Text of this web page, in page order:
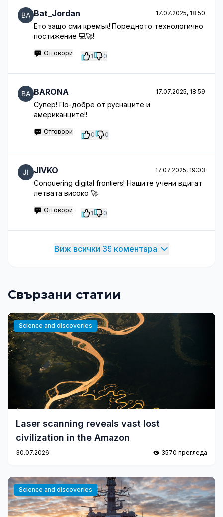
Bat_Jordan 17.07.2025, 18:50
Ето защо сми кремък! Поредното технологично
постижение 💻🚀!
Отговори 1 0
BARONA 17.07.2025, 18:59
Супер! По-добре от руснаците и
американците!!
Отговори 0 0
JIVKO 17.07.2025, 19:03
Conquering digital frontiers! Нашите учени вдигат
летвата високо 🚀
Отговори 1 0
Виж всички 39 коментара
Свързани статии
Science and discoveries
Laser scanning reveals vast lost
civilization in the Amazon
30.07.2026 3570 прегледа
Science and discoveries